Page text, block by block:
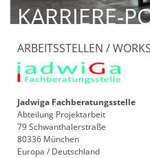
KARRIERE-
ARBEITSSTELLEN /
Jadwiga Fachberatungsstelle
Abteilung Projektarbeit
79 Schwanthalerstraße
80336 München
Europa / Deutschland